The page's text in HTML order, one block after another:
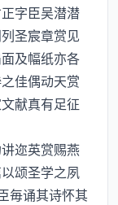
字臣吴潜潜
圣宸章赏见
及幅纸亦各
佳偶动天赏
献真有足征
迩英赏赐燕
颂圣学之夙
毎诵其诗怀其